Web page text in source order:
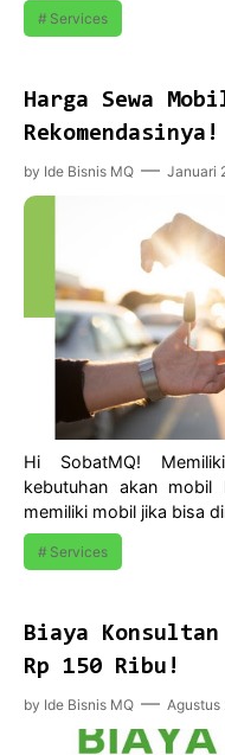
Services
Harga Sewa
Rekomendasinya!
by Ide Bisnis MQ Januari
Hi SobatMQ!
kebutuhan akan mobil
memiliki mobil jika bisa
Services
Biaya
Rp 150 Ribu!
by Ide Bisnis MQ Agustus